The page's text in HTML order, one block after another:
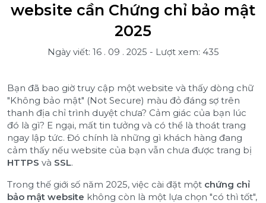
website cần Chứng chỉ bảo mật
2025
Ngày viết: 16 . 09 . 2025 - Lượt xem: 435
Bạn đã bao giờ truy cập một website và thấy dòng chữ
"Không bảo mật" (Not Secure) màu đỏ đáng sợ trên
thanh địa chỉ trình duyệt chưa? Cảm giác của bạn lúc
đó là gì? E ngại, mất tin tưởng và có thể là thoát trang
ngay lập tức. Đó chính là những gì khách hàng đang
cảm thấy nếu website của bạn vẫn chưa được trang bị
HTTPS và SSL.
Trong thế giới số năm 2025, việc cài đặt một chứng chỉ
bảo mật website không còn là một lựa chọn "có thì tốt",